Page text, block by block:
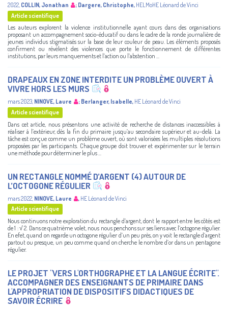
2022, COLLIN, Jonathan ; Dargere, Christophe, HELMoHE Léonard de Vinci
Article scientifique
Les auteurs explorent la violence institutionnelle ayant cours dans des organisations
proposant un accompagnement socio-éducatif ou dans le cadre de la ronde journalière de
jeunes individus stigmatisés sur la base de leur couleur de peau. Les éléments proposés
confirment ou révèlent des violences que porte le fonctionnement de différentes
institutions, par leurs manquements et l’action ou l’abstention ...
DRAPEAUX EN ZONE INTERDITE UN PROBLÈME OUVERT À
VIVRE HORS LES MURS
mars 2023, NINOVE, Laure ; Berlanger, Isabelle, HE Léonard de Vinci
Article scientifique
Dans cet article, nous présentons une activité de recherche de distances inaccessibles à
réaliser à l’extérieur, dès la fin du primaire jusqu’au secondaire supérieur et au-delà. La
tâche est conçue comme un problème ouvert, où sont valorisées les multiples résolutions
proposées par les participants. Chaque groupe doit trouver et expérimenter sur le terrain
une méthode pour déterminer le plus ...
UN RECTANGLE NOMMÉ D’ARGENT (4) AUTOUR DE
L’OCTOGONE RÉGULIER
mars 2022 NINOVE, Laure , HE Léonard de Vinci
Article scientifique
Nous continuons notre exploration du rectangle d’argent, dont le rapport entre les côtés est
de 1 : √ 2. Dans ce quatrième volet, nous nous penchons sur ses liens avec l’octogone régulier.
En efet, quand on regarde un octogone régulier d’un peu près, on y voit le rectangle d’argent
partout ou presque, un peu comme quand on cherche le nombre d’or dans un pentagone
régulier.
LE PROJET "VERS L'ORTHOGRAPHE ET LA LANGUE ÉCRITE".
ACCOMPAGNER DES ENSEIGNANTS DE PRIMAIRE DANS
L'APPROPRIATION DE DISPOSITIFS DIDACTIQUES DE
SAVOIR ÉCRIRE